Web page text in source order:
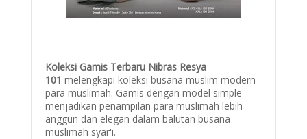
Koleksi Gamis Terbaru Nibras Resya
101 melengkapi koleksi busana muslim modern
para muslimah. Gamis dengan model simple
menjadikan penampilan para muslimah lebih
anggun dan elegan dalam balutan busana
muslimah syar'i.